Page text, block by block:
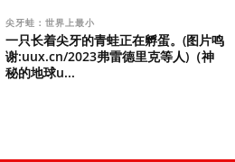
尖牙蛙：世界上最小
一只长着尖牙的青蛙正在孵蛋。(图片鸣
谢:uux.cn/2023弗雷德里克等人)（神
秘的地球u...